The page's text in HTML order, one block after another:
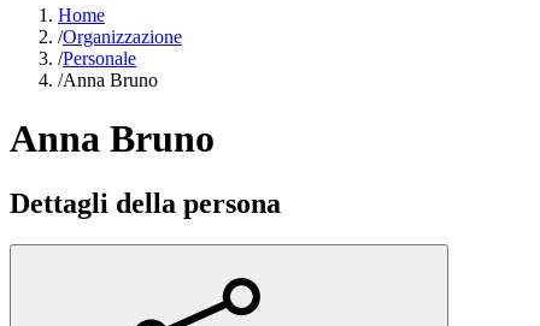
Home
/Organizzazione
/Personale
/Anna Bruno
Anna Bruno
Dettagli della persona